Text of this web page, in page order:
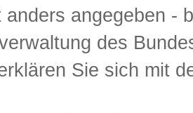
anders angegeben -
des
Sie sich mit